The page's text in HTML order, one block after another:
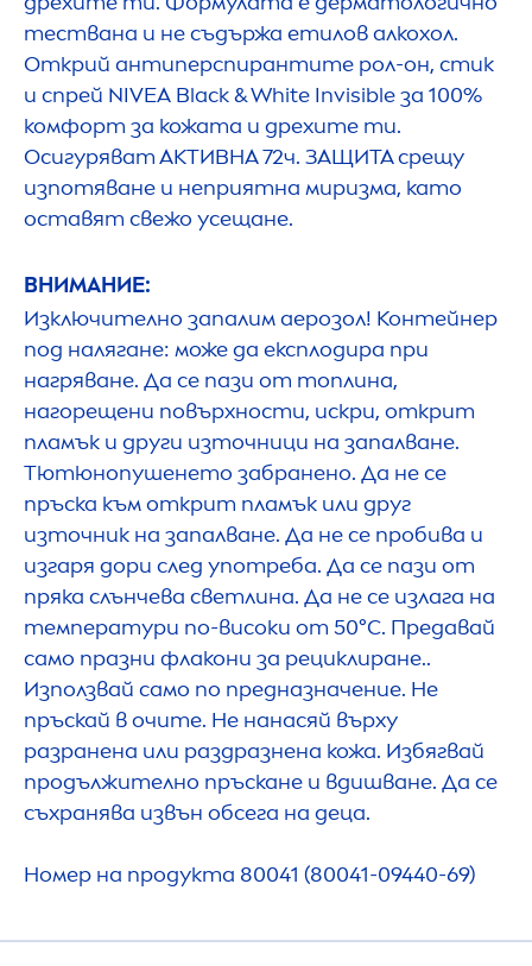
тествана и не съдържа етилов алкохол.
Открий антиперспирантите рол-он, стик
и спрей NIVEA Black&White Invisible за 100%
комфорт за кожата и дрехите ти.
Осигуряват АКТИВНА 72ч. ЗАЩИТА срещу
изпотяване и неприятна миризма, като
оставят свежо усещане.
ВНИМАНИЕ:
Изключително запалим аерозол! Контейнер
под налягане: може да експлодира при
нагряване. Да се пази от топлина,
нагорещени повърхности, искри, открит
пламък и други източници на запалване.
Тютюнопушенето забранено. Да не се
пръска към открит пламък или друг
източник на запалване. Да не се пробива и
изгаря дори след употреба. Да се пази от
пряка слънчева светлина. Да не се излага на
температури по-високи от 50°C. Предавай
само празни флакони за рециклиране..
Използвай само по предназначение. Не
пръскай в очите. Не нанасяй върху
разранена или раздразнена кожа. Избягвай
продължително пръскане и вдишване. Да се
съхранява извън обсега на деца.
Номер на продукта 80041 (80041-09440-69)